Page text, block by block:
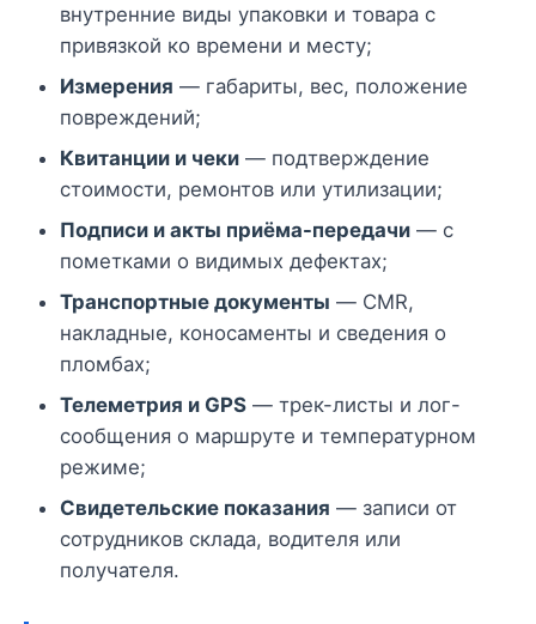
внутренние виды упаковки и товара с
привязкой ко времени и месту;
Измерения — габариты, вес, положение
повреждений;
Квитанции и чеки — подтверждение
стоимости, ремонтов или утилизации;
Подписи и акты приёма-передачи — с
пометками о видимых дефектах;
Транспортные документы — CMR,
накладные, коносаменты и сведения о
пломбах;
Телеметрия и GPS — трек-листы и лог-
сообщения о маршруте и температурном
режиме;
Свидетельские показания — записи от
сотрудников склада, водителя или
получателя.